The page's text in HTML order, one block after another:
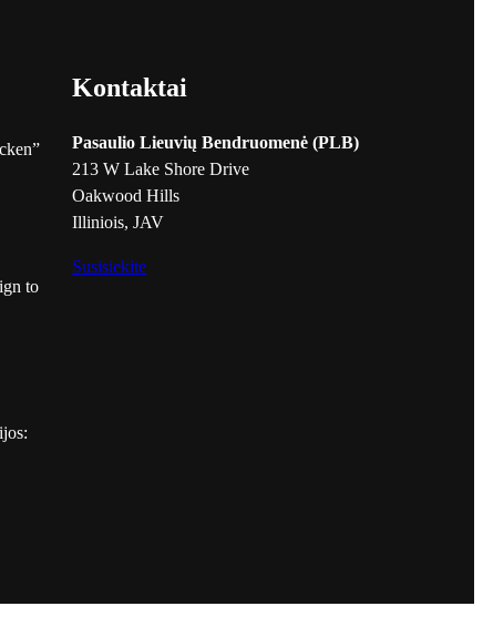
to
Kontaktai
Pasaulio Lieuvių Bendruomenė (PLB)
213 W Lake Shore Drive
Oakwood Hills
Illiniois, JAV
Susisiekite